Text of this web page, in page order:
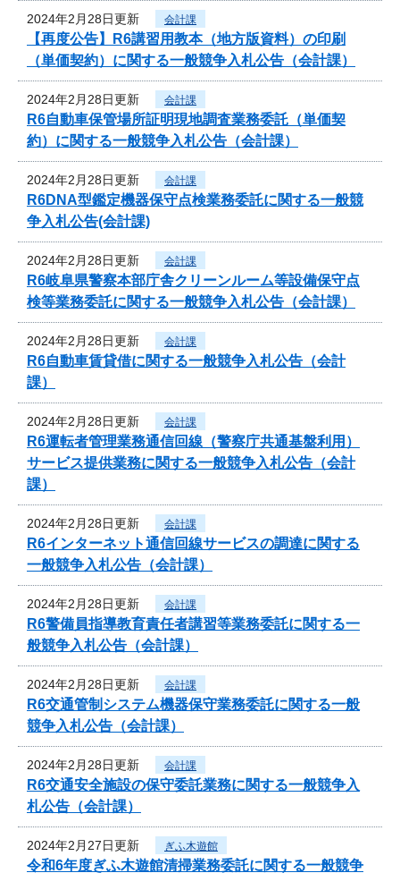
2024年2月28日更新 会計課
【再度公告】R6講習用教本（地方版資料）の印刷
（単価契約）に関する一般競争入札公告（会計課）
2024年2月28日更新 会計課
R6自動車保管場所証明現地調査業務委託（単価契
約）に関する一般競争入札公告（会計課）
2024年2月28日更新 会計課
R6DNA型鑑定機器保守点検業務委託に関する一般競
争入札公告(会計課)
2024年2月28日更新 会計課
R6岐阜県警察本部庁舎クリーンルーム等設備保守点
検等業務委託に関する一般競争入札公告（会計課）
2024年2月28日更新 会計課
R6自動車賃貸借に関する一般競争入札公告（会計
課）
2024年2月28日更新 会計課
R6運転者管理業務通信回線（警察庁共通基盤利用）
サービス提供業務に関する一般競争入札公告（会計
課）
2024年2月28日更新 会計課
R6インターネット通信回線サービスの調達に関する
一般競争入札公告（会計課）
2024年2月28日更新 会計課
R6警備員指導教育責任者講習等業務委託に関する一
般競争入札公告（会計課）
2024年2月28日更新 会計課
R6交通管制システム機器保守業務委託に関する一般
競争入札公告（会計課）
2024年2月28日更新 会計課
R6交通安全施設の保守委託業務に関する一般競争入
札公告（会計課）
2024年2月27日更新 ぎふ木遊館
令和6年度ぎふ木遊館清掃業務委託に関する一般競争